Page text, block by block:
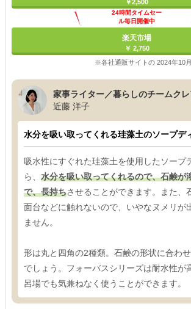
￥2,500
24時間タイムセー
ル毎日開催中
楽天市場
￥ 2,750
※各社通販サイトの 2024年10
家事ライター／暮らしのチームク
近藤 洋子
水分を吸い取ってくれる珪藻土のソープデ
吸水性にすぐれた珪藻土を使用したソープ
ら、 水分を吸い取ってくれるので、石鹸が
で、長持ちさせることができます。また、
面台などに触れないので、いやなヌメリが
ません。
形は丸と四角の2種類。石鹸の形状に合わ
でしょう。フォーバスシリーズは耐水性が
呂場でも気兼ねなく使うことができます。